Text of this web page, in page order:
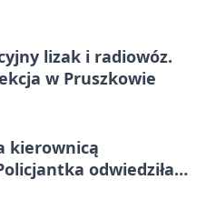
lizak i radiowóz.
w Pruszkowie
kierownicą
odwiedziła